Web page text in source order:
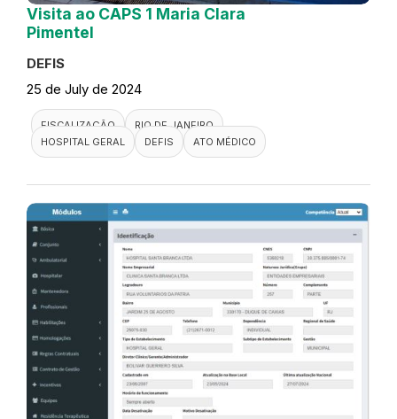
Visita ao CAPS 1 Maria Clara
Pimentel
DEFIS
25 de July de 2024
FISCALIZAÇÃO
RIO DE JANEIRO
HOSPITAL GERAL
DEFIS ATO MÉDICO